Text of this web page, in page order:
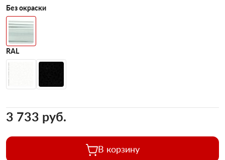
Без окраски
RAL
3 733 pуб.
В корзину